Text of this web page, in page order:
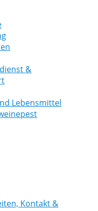
&
Lebensmittel
Kontakt &